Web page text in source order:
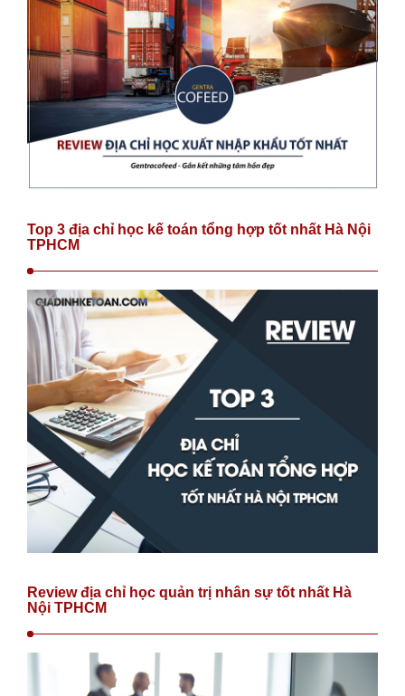
Top 3 địa chỉ học kế toán tổng hợp tốt nhất Hà Nội
TPHCM
Review địa chỉ học quản trị nhân sự tốt nhất Hà
Nội TPHCM